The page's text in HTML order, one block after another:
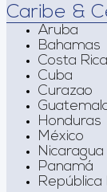
Caribe &
Aruba
Bahamas
Costa Rica
Cuba
Curazao
Honduras
México
Nicaragua
Panamá
República